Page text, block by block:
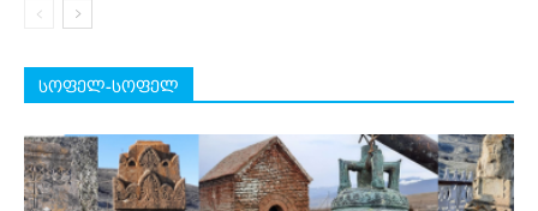
სოფელ-სოფელ